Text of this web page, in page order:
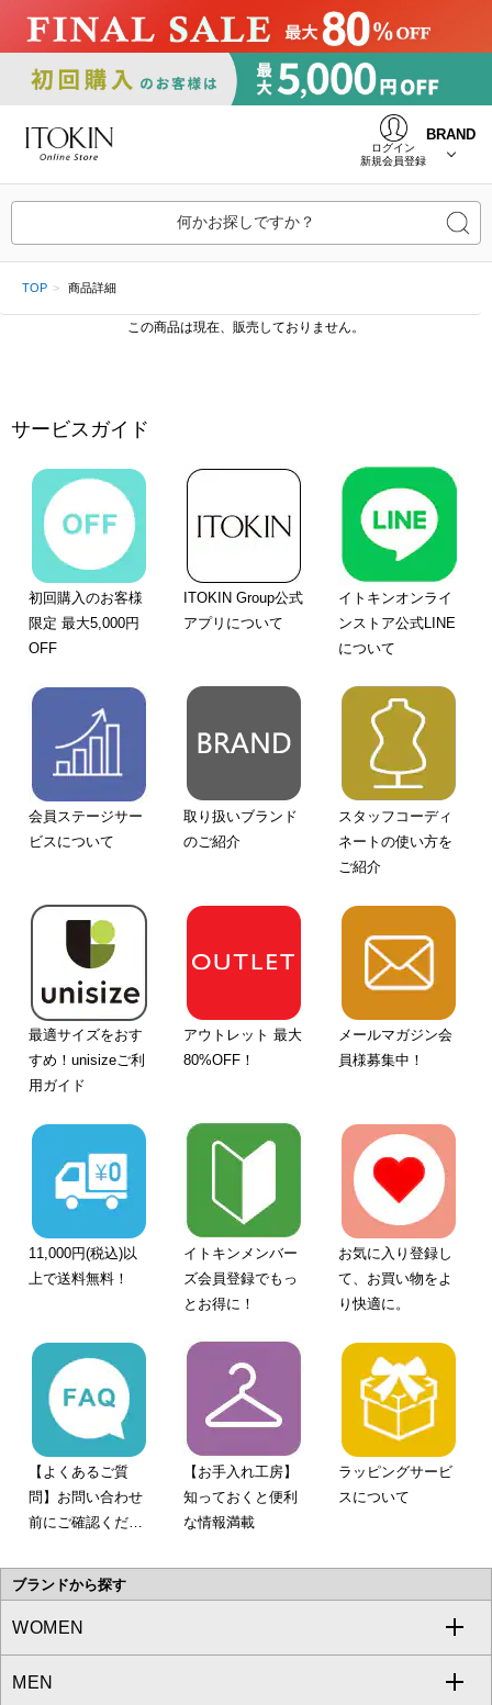
ログイン
新規会員登録
BRAND
何かお探しですか？
TOP 商品詳細
この商品は現在、販売しておりません。
サービスガイド
初回購入のお客様
限定 最大5,000円
OFF
ITOKIN Group公式
アプリについて
イトキンオンライ
ンストア公式LINE
について
会員ステージサー
ビスについて
取り扱いブランド
のご紹介
スタッフコーディ
ネートの使い方を
ご紹介
最適サイズをおす
すめ！unisizeご利
用ガイド
アウトレット 最大
80%OFF！
メールマガジン会
員様募集中！
11,000円(税込)以
上で送料無料！
イトキンメンバー
ズ会員登録でもっ
とお得に！
お気に入り登録し
て、お買い物をよ
り快適に。
【よくあるご質
問】お問い合わせ
前にご確認くださ
【お手入れ工房】
知っておくと便利
な情報満載
ラッピングサービ
スについて
ブランドから探す
WOMEN
a.v.v
MEN